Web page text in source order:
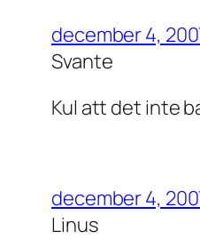
december 4,
Svante
Kul att det inte
december 4,
Linus